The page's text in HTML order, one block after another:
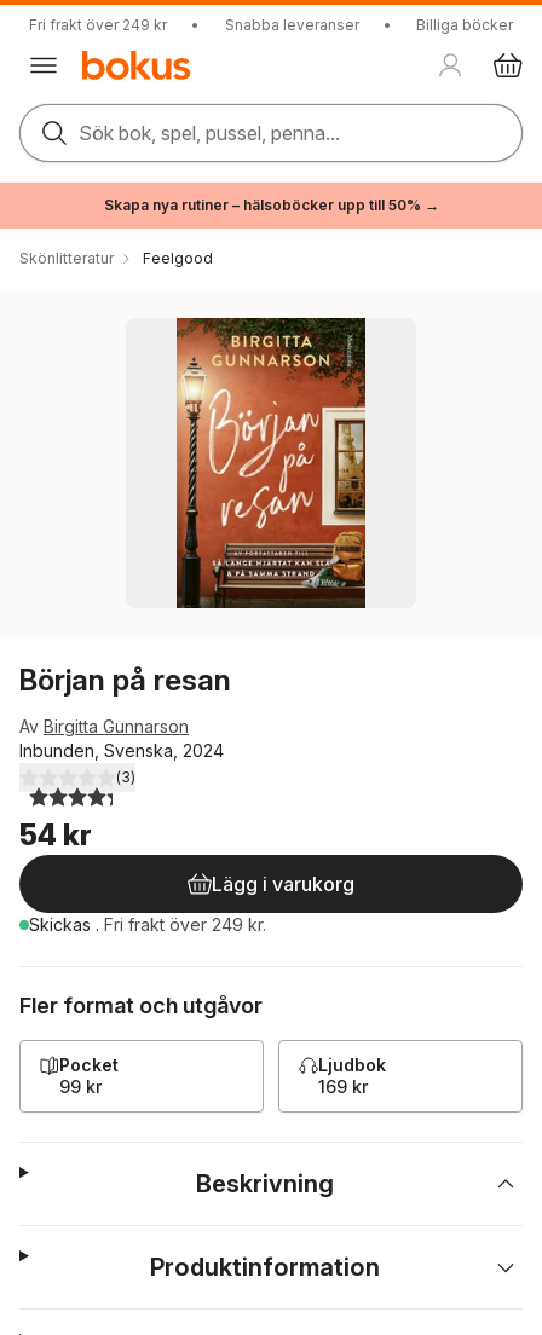
Fri frakt över 249 kr • Snabba leveranser • Billiga böcker
Sök bok, spel, pussel, penna...
Skapa nya rutiner – hälsoböcker upp till 50% →
Skönlitteratur Feelgood
Början på resan
Av Birgitta Gunnarson
Inbunden, Svenska, 2024
4,3utav 5 stjärnor. Totalt antal röster:
(3)
54 kr
Lägg i varukorg
Skickas . Fri frakt över 249 kr.
Fler format och utgåvor
Pocket
99 kr
Ljudbok
169 kr
Beskrivning
Produktinformation